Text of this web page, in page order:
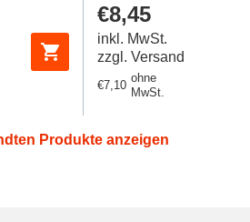
Regulärer
Preis
€8,45
inkl. MwSt.
zzgl. Versand
Regulärer
€7,10
ohne
MwSt.
Produkte anzeigen